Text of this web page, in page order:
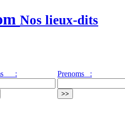
Nos lieux-dits
: Prenoms :